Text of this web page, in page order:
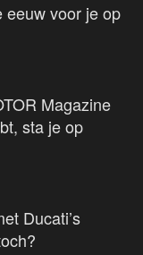
eeuw voor je op
Magazine
sta je op
Ducati’s